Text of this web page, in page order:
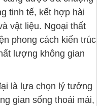
tinh tế, kết hợp hài
vật liệu. Ngoại thất
phong cách kiến trúc
lượng không gian
là lựa chọn lý tưởng
gian sống thoải mái,